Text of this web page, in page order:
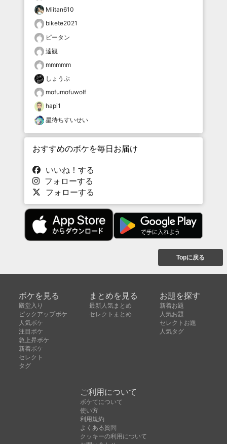
Miitan610
bikete2021
ピータン
達観
mmmmm
しょうぶ
mofumofuwolf
hapi1
星待ちすいせい
おすすめのボケを毎日お届け
いいね！する
フォローする
フォローする
Topに戻る
ボケを見る
殿堂入り
ピックアップボケ
人気ボケ
注目ボケ
急上昇ボケ
新着ボケ
セレクト
タグ
まとめを見る
最新人気まとめ
セレクトまとめ
お題を探す
新着お題
人気お題
セレクトお題
人気タグ
ご利用について
ボケてについて
使い方
利用規約
よくある質問
クッキーの利用について